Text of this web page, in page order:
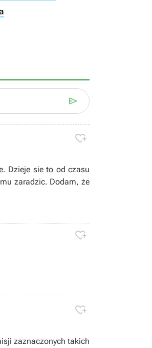


Dzieje sie to od czasu
zaradzic. Dodam, że


zaznaczonych takich